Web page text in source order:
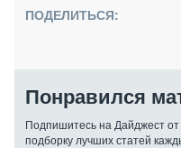
ПОДЕЛИТЬСЯ:
Понравился
Подпишитесь на Дайджест от
подборку лучших статей